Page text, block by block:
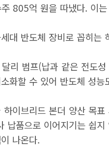
805억 원을 따냈다. 이
대 반도체 장비로 꼽히
리 범프(납과 같은 전도
화할 수 있어 반도체 성능
하이브리드 본더 양산 목
납품으로 이어지기는 쉽
나온다.